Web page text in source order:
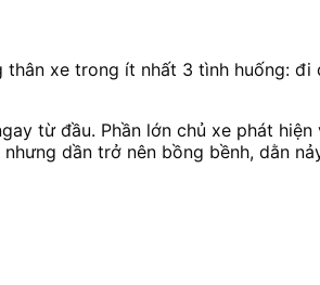
xe trong ít nhất 3 tình huống: đi
từ đầu. Phần lớn chủ xe phát hiện
dần trở nên bồng bềnh, dằn